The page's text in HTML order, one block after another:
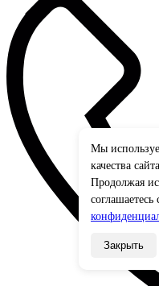
Мы
качества
Продолжая
Закрыть